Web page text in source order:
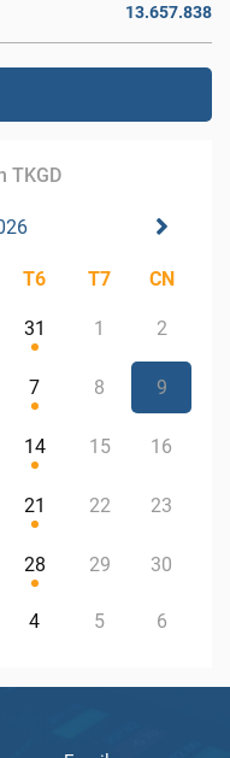
13.657.838
TKGD
T6 T7 CN
31 1 2
7 8 9
14 15 16
21 22 23
28 29 30
4 5 6